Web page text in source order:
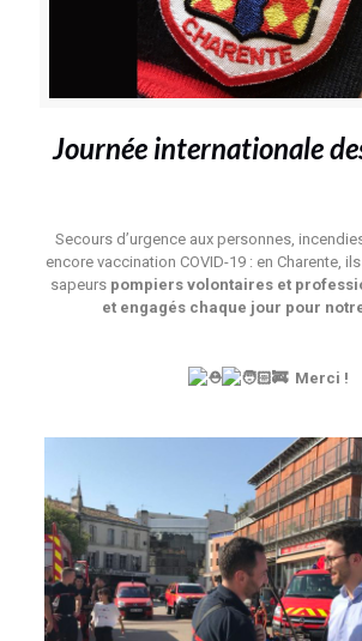
Journée internationale
Secours d’urgence aux personnes,
encore vaccination COVID-19 : en Charente,
sapeurs pompiers volontaires et
et engagés chaque jour pour
Merci !